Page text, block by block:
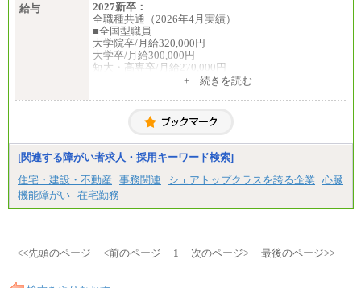
給与
2027新卒：
全職種共通（2026年4月実績）
■全国型職員
大学院卒/月給320,000円
大学卒/月給300,000円
短大・高専卒/月給270,000円
大学院卒/月給256,000円～288,000円
大学卒/月給240,000円～270,000円
短大・高専卒/月給216,000円～243,000円
■特定職員※
大学院卒/月給234,000円～263,000円
大学卒/月給219,000円～246,000円
短大・高専卒/月給197,000円～222,000円
※拠点型職員、特定職員の給与は、生活の拠点が定
す。
中途：
月給制
+ 続きを読む
[関連する障がい者求人・採用キーワード検索]
住宅・建設・不動産
事務関連 シェアトップクラスを誇る企業
心臓
機能障がい 在宅勤務
<<先頭のページ <前のページ 1 次のページ> 最後のページ>>